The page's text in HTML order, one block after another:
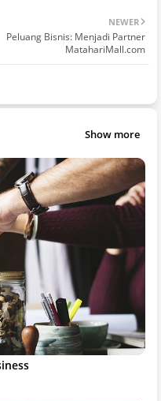
NEWER
Peluang Bisnis: Menjadi Partner
MatahariMall.com
Show more